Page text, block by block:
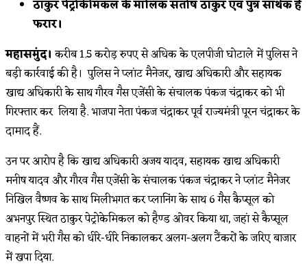
ठाकुर पेट्रोकेमिकल के मालिक संतोष ठाकुर एवं पुत्र सार्थक है
फरार।
महासमुंद। करीब 1.5 करोड़ रुपए से अधिक के एलपीजी घोटाले में पुलिस ने
बड़ी कार्रवाई की है। पुलिस ने प्लांट मैनेजर, खाद्य अधिकारी और सहायक
खाद्य अधिकारी के साथ गौरव गैस एजेंसी के संचालक पंकज चंद्राकर को भी
गिरफ्तार कर लिया है. भाजपा नेता पंकज चंद्राकर पूर्व राज्यमंत्री पूरन चंद्राकर के
दामाद हैं.
उन पर आरोप है कि खाद्य अधिकारी अजय यादव, सहायक खाद्य अधिकारी
मनीष यादव और गौरव गैस एजेंसी के संचालक पंकज चंद्राकर ने प्लांट मैनेजर
निखिल वैष्णव के साथ मिलीभगत कर प्लानिंग के साथ 6 गैस कैप्सूल को
अभनपुर स्थित ठाकुर पेट्रोकेमिकल को हैण्ड ओवर किया था, जहां से कैप्सूल
वाहनों में भरी गैस को धीरे-धीरे निकालकर अलग-अलग टैंकरों के जरिए बाजार
में खपा दिया.